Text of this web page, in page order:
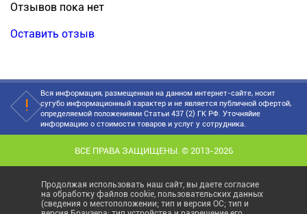
Отзывов пока нет
Оставить отзыв
Вся информация, размещенная на данном интернет-сайте, носит
сугубо информационный характер и не является публичной офертой,
определяемой положениями Статьи 437 (2) ГК РФ. Уточняйие
информацию о стоимости товаров и услуг у сотрудника.
ВСЕ ПРАВА ЗАЩИЩЕНЫ. © 2013-2026
Продолжая использовать наш сайт, вы даете согласие
на обработку файлов cookie, пользовательских данных
(сведения о местоположении; тип и версия ОС; тип и